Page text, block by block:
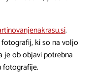
.
ki so na voljo
je ob objavi potrebna
fotografije.